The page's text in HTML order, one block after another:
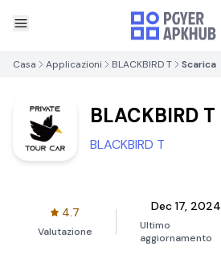
Casa Applicazioni BLACKBIRD T Scarica
BLACKBIRD T
BLACKBIRD T
4.7
Valutazione
Dec 17, 2024
Ultimo
aggiornamento